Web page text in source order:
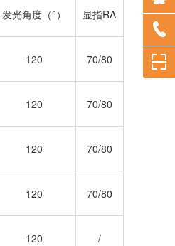
发光角度（°） 显指RA
120 70/80
120 70/80
120 70/80
120 70/80
120 /